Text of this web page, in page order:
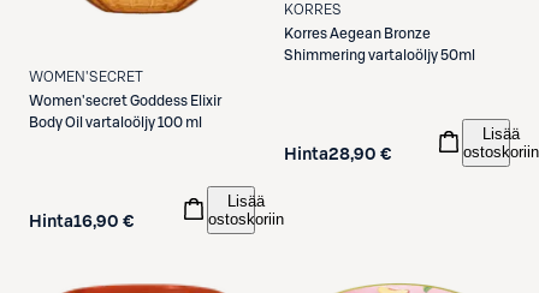
WOMEN'SECRET
Women'secretGoddess Elixir
Body Oil vartaloöljy 100 ml
Hinta16,90 €
Lisää
ostoskoriin
KORRES
KorresAegean Bronze
Shimmering vartaloöljy 50ml
Hinta28,90 €
Lisää
ostoskoriin